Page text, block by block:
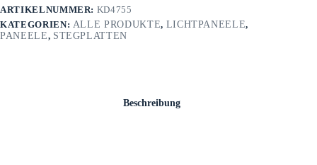
ARTIKELNUMMER: KD4755
KATEGORIEN: ALLE PRODUKTE, LICHTPANEELE,
PANEELE, STEGPLATTEN
Beschreibung